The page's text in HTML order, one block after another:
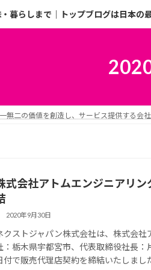
暮らしまで｜トップブログは日本の
無二の価値を創造し、サービス提供する会社
式会社アトムエンジニアリ
2020年9月30日
クストジャパン株式会社は、株式会社
：栃木県宇都宮市、代表取締役社長：
付で販売代理店契約を締結いたしまし